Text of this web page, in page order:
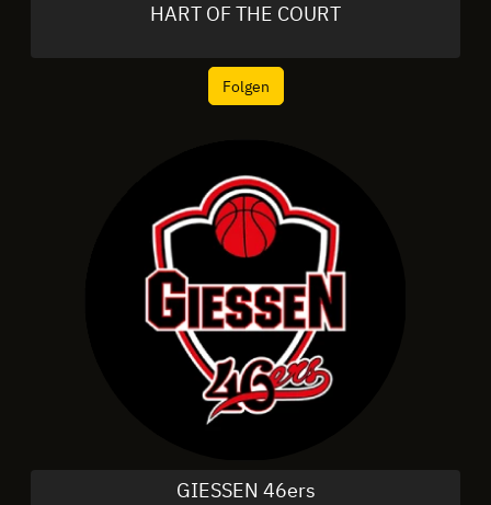
HART OF THE COURT
Folgen
GIESSEN 46ers